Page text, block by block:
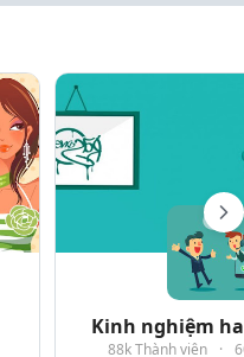
Kinh nghiệm
88k Thành viên ·